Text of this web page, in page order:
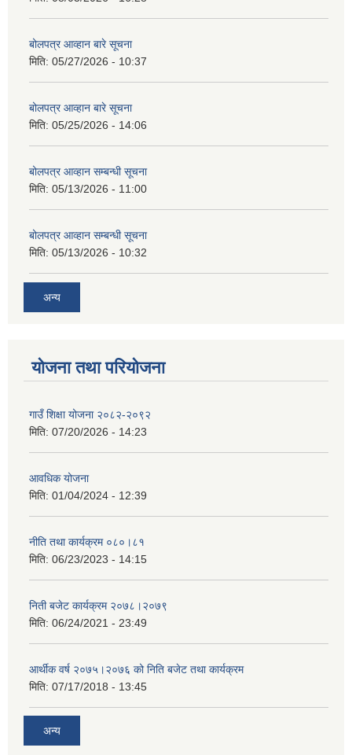
बोलपत्र आव्हान बारे सूचना
मिति: 05/27/2026 - 10:37
बोलपत्र आव्हान बारे सूचना
मिति: 05/25/2026 - 14:06
बोलपत्र आव्हान सम्बन्धी सूचना
मिति: 05/13/2026 - 11:00
बोलपत्र आव्हान सम्बन्धी सूचना
मिति: 05/13/2026 - 10:32
अन्य
योजना तथा परियोजना
गाउँ शिक्षा योजना २०८२-२०९२
मिति: 07/20/2026 - 14:23
आवधिक योजना
मिति: 01/04/2024 - 12:39
नीति तथा कार्यक्रम ०८०।८१
मिति: 06/23/2023 - 14:15
निती बजेट कार्यक्रम २०७८।२०७९
मिति: 06/24/2021 - 23:49
आर्थीक वर्ष २०७५।२०७६ को निति बजेट तथा कार्यक्रम
मिति: 07/17/2018 - 13:45
अन्य